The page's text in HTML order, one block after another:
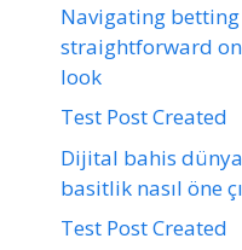
Navigating
straightforward
look
Test Post Created
Dijital bahis
basitlik nasıl öne
Test Post Created